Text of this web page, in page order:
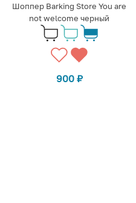
Шоппер Barking Store You are
not welcome черный
900 ₽